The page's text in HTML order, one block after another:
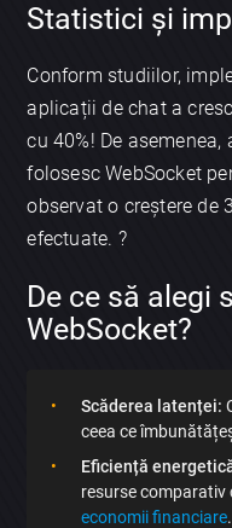
Statistici și
Conform studiilor,
aplicații de chat a
cu 40%! De
folosesc WebSocket
observat o creștere de
efectuate. ?
De ce să alegi
WebSocket?
Scăderea latenței:
ceea ce
Eficiență
resurse comparativ
economii financiare.